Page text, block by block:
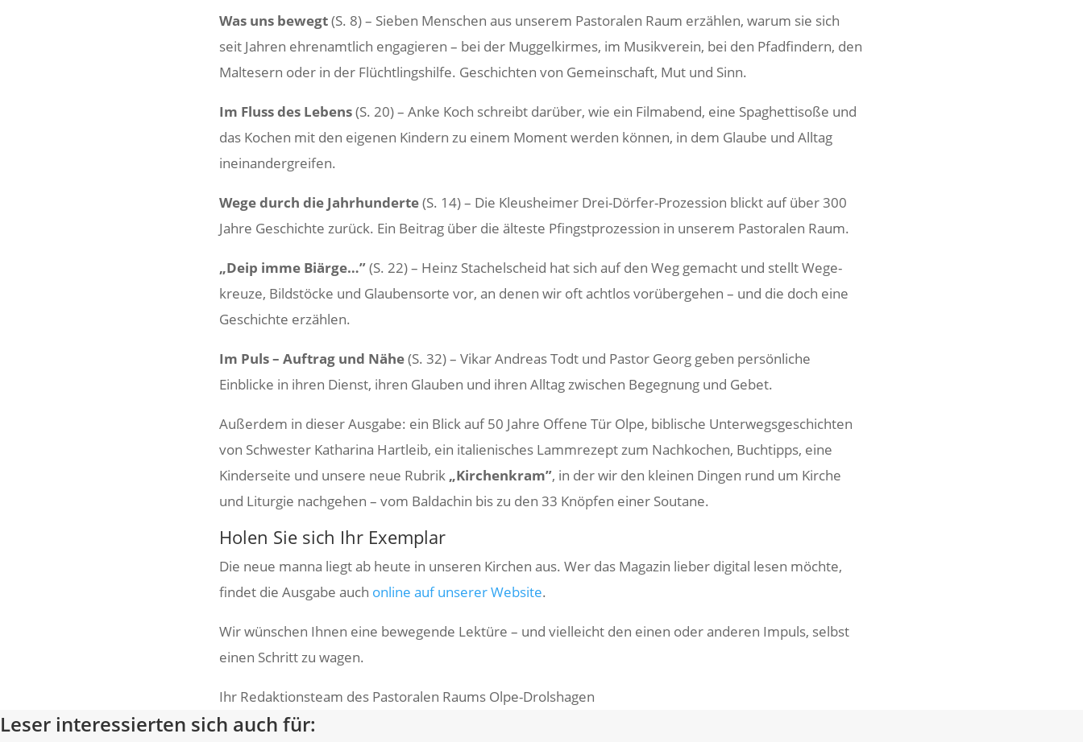
Was uns bewegt(S. 8) – Sieben Menschen aus unserem Pasto­ralen Raum erzählen, warum sie sich
seit Jahren ehren­amt­lich enga­gieren – bei der Muggel­kirmes, im Musik­verein, bei den Pfad­fin­dern, den
Malte­sern oder in der Flücht­lings­hilfe. Geschichten von Gemein­schaft, Mut und Sinn.
Im Fluss des Lebens(S. 20) – Anke Koch schreibt darüber, wie ein Film­abend, eine Spaghet­t­i­soße und
das Kochen mit den eigenen Kindern zu einem Moment werden können, in dem Glaube und Alltag
ineinandergreifen.
Wege durch die Jahr­hun­derte(S. 14) – Die Kleus­heimer Drei-Dörfer-Prozes­sion blickt auf über 300
Jahre Geschichte zurück. Ein Beitrag über die älteste Pfingst­pro­zes­sion in unserem Pasto­ralen Raum.
„Deip imme Biärge…”(S. 22) – Heinz Stachel­scheid hat sich auf den Weg gemacht und stellt Wege­
kreuze, Bild­stöcke und Glau­ben­s­orte vor, an denen wir oft achtlos vorüber­gehen – und die doch eine
Geschichte erzählen.
Im Puls – Auftrag und Nähe(S. 32) – Vikar Andreas Todt und Pastor Georg geben persön­liche
Einblicke in ihren Dienst, ihren Glauben und ihren Alltag zwischen Begeg­nung und Gebet.
Außerdem in dieser Ausgabe: ein Blick auf 50 Jahre Offene Tür Olpe, bibli­sche Unter­wegs­ge­schichten
von Schwester Katha­rina Hart­leib, ein italie­ni­sches Lamm­re­zept zum Nach­ko­chen, Buch­tipps, eine
Kinder­seite und unsere neue Rubrik „Kirchen­kram”, in der wir den kleinen Dingen rund um Kirche
und Liturgie nach­gehen – vom Balda­chin bis zu den 33 Knöpfen einer Soutane.
Holen Sie sich Ihr Exemplar
Die neue manna liegt ab heute in unseren Kirchen aus. Wer das Magazin lieber digital lesen möchte,
findet die Ausgabe auch online auf unserer Website.
Wir wünschen Ihnen eine bewe­gende Lektüre – und viel­leicht den einen oder anderen Impuls, selbst
einen Schritt zu wagen.
Ihr Redak­ti­ons­team des Pasto­ralen Raums Olpe-Drolshagen
Leser interessierten sich auch für: